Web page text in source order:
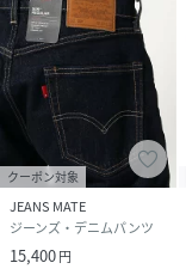
クーポン対象
JEANS MATE
ジーンズ・デニムパンツ
15,400円